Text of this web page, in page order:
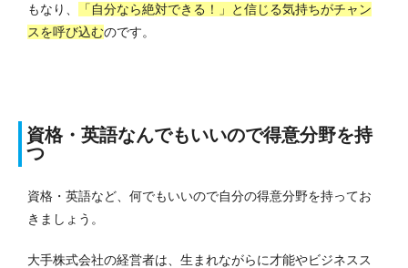
もなり、
「自分なら絶対できる！」と信じる気持ちがチャン
スを呼び込むのです。
資格・英語なんでもいいので得意分野を持
つ
資格・英語など、何でもいいので自分の得意分野を持ってお
きましょう。
大手株式会社の経営者は、生まれながらに才能やビジネスス